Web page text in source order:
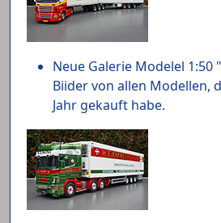
Neue Galerie Modelel 1:50
Biider von allen Modellen,
Jahr gekauft habe.